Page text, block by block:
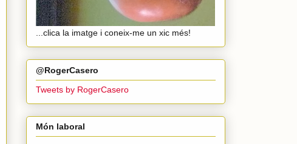
...clica la imatge i coneix-me un xic més!
@RogerCasero
Tweets by RogerCasero
Món laboral